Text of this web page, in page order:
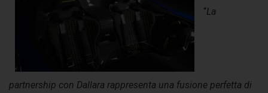
“La
partnership con Dallara rappresenta una fusione perfetta di